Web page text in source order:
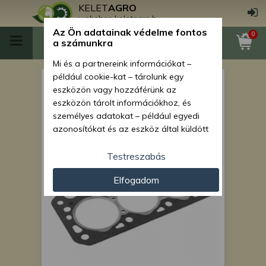
KELETAGRO
webshop.keletagro.hu
0
Hengerfejtömítés Mitsubishi
MT20 típusú japán
kistraktorhoz
Az Ön adatainak védelme fontos
a számunkra
Mi és a partnereink információkat –
például cookie-kat – tárolunk egy
eszközön vagy hozzáférünk az
eszközön tárolt információkhoz, és
személyes adatokat – például egyedi
azonosítókat és az eszköz által küldött
személyre szabott hirdetések és
tartalom nyújtásához, hirdetés- és
tartalomméréshez, nézettségi adatok
gyűjtéséhez, valamint termékek
kifejlesztéséhez és a termékek
javításához. Az Ön engedélyével mi és a
partnereink eszközleolvasásos
módszerrel szerzett pontos geolokációs
Testreszabás
Elfogadom